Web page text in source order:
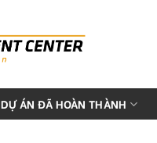
DỰ ÁN ĐÃ HOÀN THÀNH